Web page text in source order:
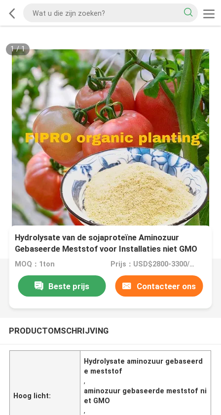
1/1
Hydrolysate van de sojaproteïne Aminozuur
Gebaseerde Meststof voor Installaties niet GMO
MOQ：1ton Prijs：USD$2800-3300/ton
Beste prijs Contacteer ons
PRODUCTOMSCHRIJVING
Hoog licht:
Hydrolysate aminozuur gebaseerd
e meststof
,
aminozuur gebaseerde meststof ni
et GMO
,